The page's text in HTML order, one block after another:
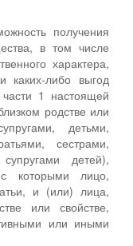
получения
в том числе
характера,
каких-либо выгод
1 настоящей
родстве или
детьми,
сестрами,
детей),
которыми лицо,
и (или) лица,
или свойстве,
или иными